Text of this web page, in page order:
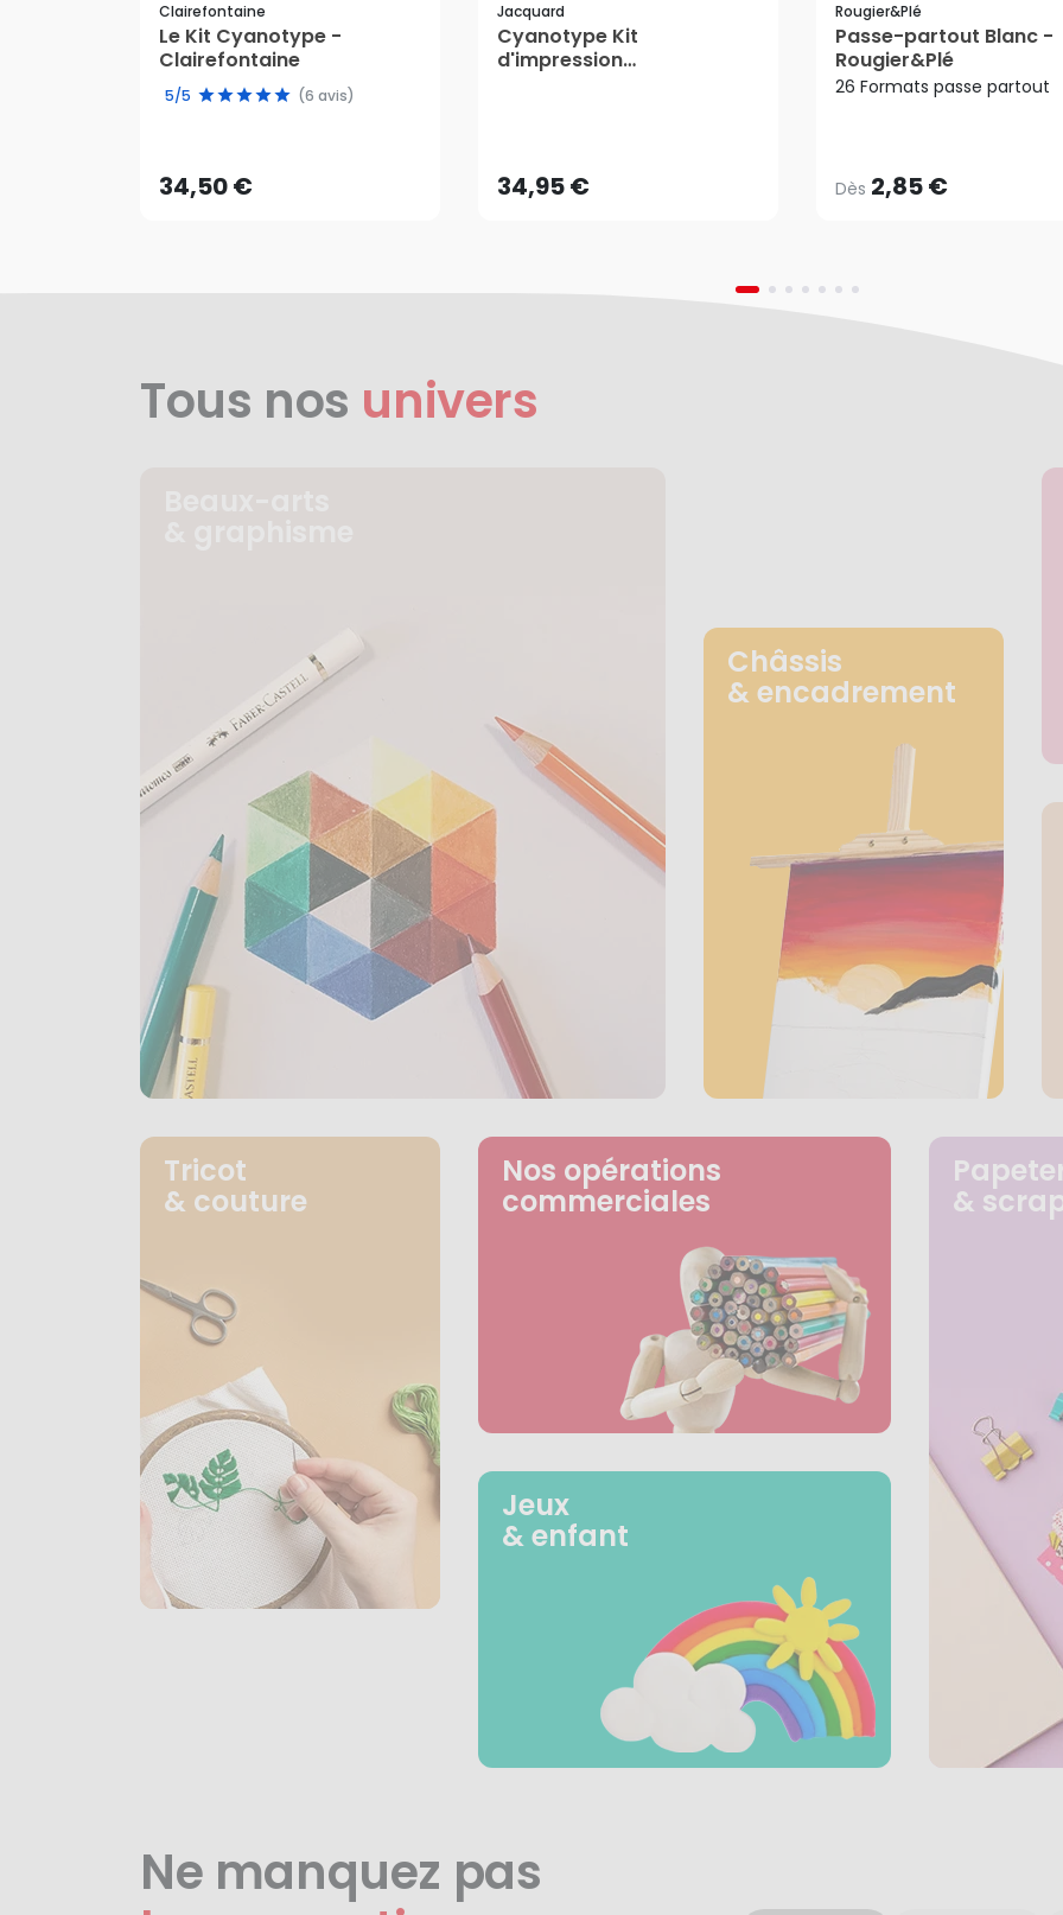
Clairefontaine
Le Kit Cyanotype -
Clairefontaine
5/5 (6 avis)
34,50 €AJOUTER AU PANIER
Jacquard
Cyanotype Kit
d'impression
34,95 €AJOUTER AU PANIER
Rougier&plé
Passe-partout Blanc -
Rougier&Plé
26 Formats passe partout
Dès 2,85 €
2,85 €
Tous nos univers
Châssis
& encadrement
Tricot
& couture
Nos opérations
commerciales
Jeux
& enfant
&
Ne manquez pas